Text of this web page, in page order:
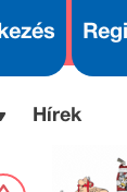
Hírek